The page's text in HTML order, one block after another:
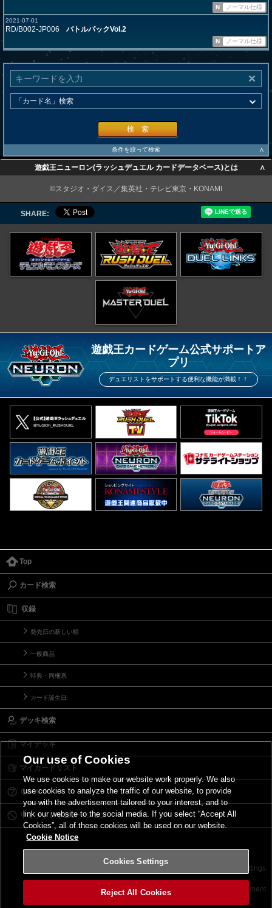
N
ノーマル仕様
2021-07-01
RD/B002-JP006 バトルパックVol.2
N ノーマル仕様
検 索
条件を絞って検索 ∧
遊戯王ニューロン(ラッシュデュエル カードデータベース)とは ∧
©スタジオ・ダイス／集英社・テレビ東京・KONAMI
SHARE:
遊戯王カードゲーム公式サポートア
プリ
デュエリストをサポートする便利な機能が満載！！
Top
カード検索
収録
発売日の新しい順
一般商品
特典・同梱系
カード誕生日
デッキ検索
マイデッキ
マイカードリスト
Ｑ＆Ａ
リミットレギュレーション
サイトポリシー Cookies Settings
©2026 Konami Digital Entertainment
Our use of Cookies
We use cookies to make our website work properly. We also
use cookies to analyze the traffic of our website, to provide
you with the advertisement tailored to your interest, and to
link our website to the social media. If you select “Accept All
Cookies”, all of these cookies will be used on our website.
Cookie Notice
Cookies Settings
Reject All Cookies